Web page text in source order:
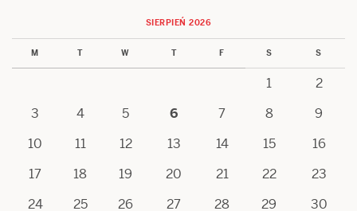
SIERPIEŃ 2026
M T W T F S S
1
2
3
4 5 6 7 8
9
10
11 12 13 14 15
16
17
18 19 20 21 22
23
24
25 26 27 28 29
30